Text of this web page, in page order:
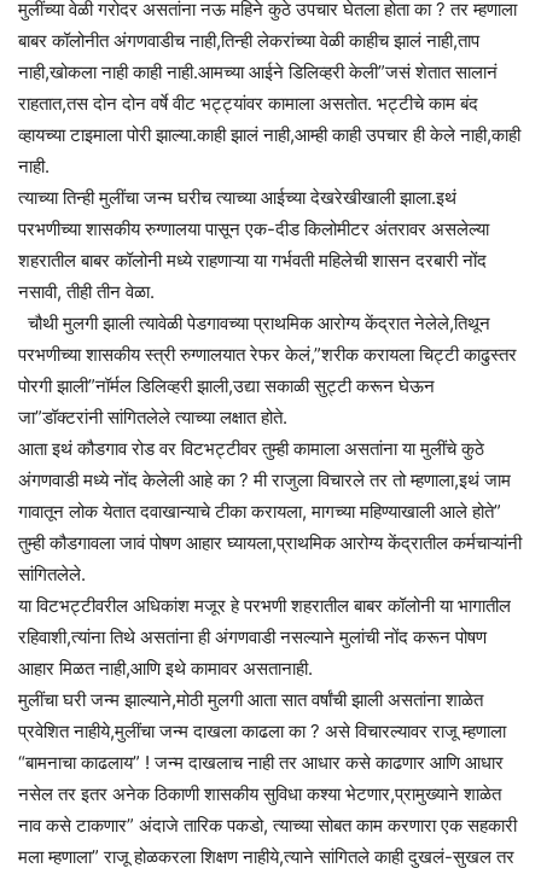
मुलींच्या वेळी गरोदर असतांना नऊ महिने कुठे उपचार घेतला होता का ? तर म्हणाला
बाबर कॉलोनीत अंगणवाडीच नाही,तिन्ही लेकरांच्या वेळी काहीच झालं नाही,ताप
नाही,खोकला नाही काही नाही.आमच्या आईने डिलिव्हरी केली”जसं शेतात सालानं
राहतात,तस दोन दोन वर्षे वीट भट्ट्यांवर कामाला असतोत. भट्टीचे काम बंद
व्हायच्या टाइमाला पोरी झाल्या.काही झालं नाही,आम्ही काही उपचार ही केले नाही,काही
नाही.
त्याच्या तिन्ही मुलींचा जन्म घरीच त्याच्या आईच्या देखरेखीखाली झाला.इथं
परभणीच्या शासकीय रुग्णालया पासून एक-दीड किलोमीटर अंतरावर असलेल्या
शहरातील बाबर कॉलोनी मध्ये राहणाऱ्या या गर्भवती महिलेची शासन दरबारी नोंद
नसावी, तीही तीन वेळा.
चौथी मुलगी झाली त्यावेळी पेडगावच्या प्राथमिक आरोग्य केंद्रात नेलेले,तिथून
परभणीच्या शासकीय स्त्री रुग्णालयात रेफर केलं,”शरीक करायला चिट्टी काढुस्तर
पोरगी झाली”नॉर्मल डिलिव्हरी झाली,उद्या सकाळी सुट्टी करून घेऊन
जा”डॉक्टरांनी सांगितलेले त्याच्या लक्षात होते.
आता इथं कौडगाव रोड वर विटभट्टीवर तुम्ही कामाला असतांना या मुलींचे कुठे
अंगणवाडी मध्ये नोंद केलेली आहे का ? मी राजुला विचारले तर तो म्हणाला,इथं जाम
गावातून लोक येतात दवाखान्याचे टीका करायला, मागच्या महिण्याखाली आले होते”
तुम्ही कौडगावला जावं पोषण आहार घ्यायला,प्राथमिक आरोग्य केंद्रातील कर्मचाऱ्यांनी
सांगितलेले.
या विटभट्टीवरील अधिकांश मजूर हे परभणी शहरातील बाबर कॉलोनी या भागातील
रहिवाशी,त्यांना तिथे असतांना ही अंगणवाडी नसल्याने मुलांची नोंद करून पोषण
आहार मिळत नाही,आणि इथे कामावर असतानाही.
मुलींचा घरी जन्म झाल्याने,मोठी मुलगी आता सात वर्षांची झाली असतांना शाळेत
प्रवेशित नाहीये,मुलींचा जन्म दाखला काढला का ? असे विचारल्यावर राजू म्हणाला
“बामनाचा काढलाय” ! जन्म दाखलाच नाही तर आधार कसे काढणार आणि आधार
नसेल तर इतर अनेक ठिकाणी शासकीय सुविधा कश्या भेटणार,प्रामुख्याने शाळेत
नाव कसे टाकणार” अंदाजे तारिक पकडो, त्याच्या सोबत काम करणारा एक सहकारी
मला म्हणाला” राजू होळकरला शिक्षण नाहीये,त्याने सांगितले काही दुखलं-सुखल तर